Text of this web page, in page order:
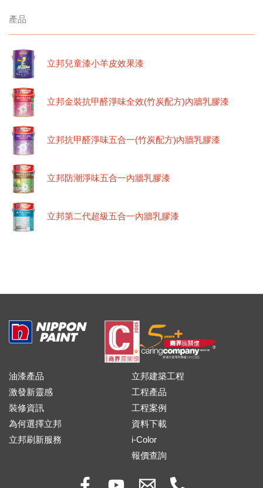
產品
立邦兒童漆小羊皮效果漆
立邦金裝抗甲醛淨味全效(竹炭配方)內牆乳膠漆
立邦抗甲醛淨味五合一(竹炭配方)內牆乳膠漆
立邦防潮淨味五合一內牆乳膠漆
立邦第二代超級五合一內牆乳膠漆
油漆產品
激發新靈感
裝修資訊
為何選擇立邦
立邦刷新服務
立邦建築工程
工程產品
工程案例
資料下載
i-Color
報價查詢